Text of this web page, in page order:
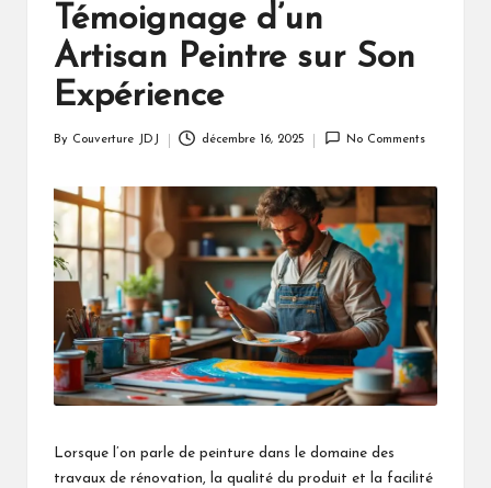
Témoignage d’un
Artisan Peintre sur Son
Expérience
By Couverture JDJ décembre 16, 2025 No Comments
Lorsque l’on parle de peinture dans le domaine des
travaux de rénovation, la qualité du produit et la facilité